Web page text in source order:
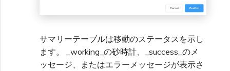
サマリーテーブルは移動のステータスを示し
ます。 _working_の砂時計、_success_のメ
ッセージ、またはエラーメッセージが表示さ